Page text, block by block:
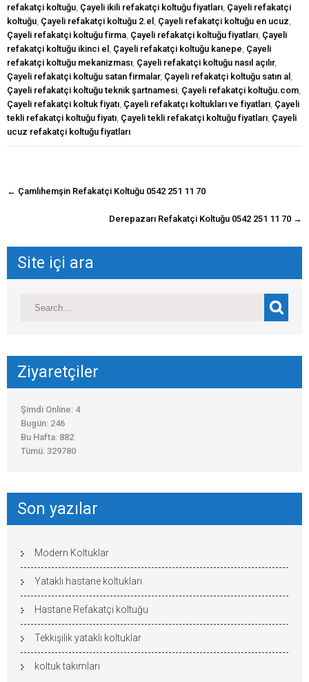
refakatçi koltuğu Çayeli ikili refakatçi koltuğu fiyatları Çayeli refakatçi
koltuğu Çayeli refakatçi koltuğu 2.el Çayeli refakatçi koltuğu en ucuz
Çayeli refakatçi koltuğu firma Çayeli refakatçi koltuğu fiyatları Çayeli
refakatçi koltuğu ikinci el
Çayeli refakatçi koltuğu kanepe Çayeli
refakatçi koltuğu mekanizması Çayeli refakatçi koltuğu nasıl açılır,
Çayeli refakatçi koltuğu satan firmalar, Çayeli refakatçi koltuğu satın al
Çayeli refakatçi koltuğu teknik şartnamesi Çayeli refakatçi koltuğu.com
Çayeli refakatçi koltuk fiyatı Çayeli refakatçı koltukları ve fiyatları Çayeli
tekli refakatçi koltuğu fiyatı Çayeli tekli refakatçi koltuğu fiyatları Çayeli
ucuz refakatçi koltuğu fiyatları
navigasyon
← Çamlıhemşin Refakatçi Koltuğu 0542 251 11 70
Derepazarı Refakatçi Koltuğu 0542 251 11 70 →
Site içi ara
Ziyaretçiler
Şimdi Online: 4
Bugün: 246
Bu Hafta: 882
Tümü: 329780
Son yazılar
Modern Koltuklar
Yataklı hastane koltukları
Hastane Refakatçi koltuğu
Tekkişilik yataklı koltuklar
koltuk takımları